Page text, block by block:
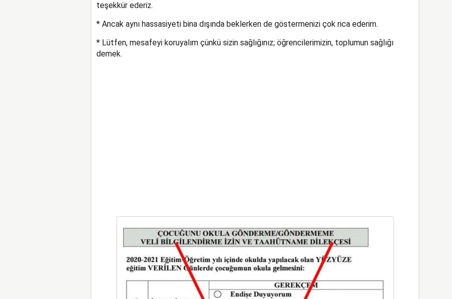
teşekkür ederiz.
* Ancak aynı hassasiyeti bina dışında beklerken de göstermenizi çok rica ederim.
* Lütfen, mesafeyi koruyalım çünkü sizin sağlığınız; öğrencilerimizin, toplumun sağlığı
demek.